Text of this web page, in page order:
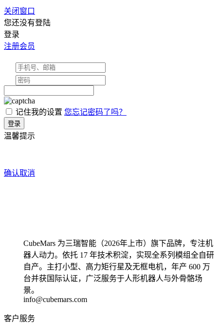
关闭窗口
您还没有登陆
登录
注册会员
记住我的设置 您忘记密码了吗？
温馨提示
确认取消
CubeMars 为三瑞智能（2026年上市）旗下品牌，专注机
器人动力。依托 17 年技术积淀，实现全系列模组全自研
自产。主打小型、高力矩行星及无框电机，年产 600 万
台并获国际认证，广泛服务于人形机器人与外骨骼场
景。
info@cubemars.com
客户服务